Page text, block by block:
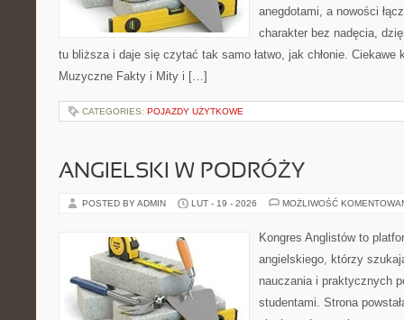
anegdotami, a nowości
charakter bez nadęcia,
tu bliższa i daje się czytać tak samo łatwo, jak chłonie. Ciekawe
Muzyczne Fakty i Mity i […]
CATEGORIES: POJAZDY UŻYTKOWE
ANGIELSKI W PODRÓŻY
POSTED BY ADMIN LUT - 19 - 2026 MOŻLIWOŚĆ
Kongres Anglistów to
angielskiego, którzy
nauczania i praktycznych
studentami. Strona